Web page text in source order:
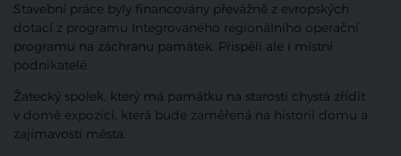
Stavební práce byly financovány převážně z evropských
dotací z programu Integrovaného regionálního operační
programu na záchranu památek. Přispěli ale i místní
podnikatelé.
Žatecký spolek, který má památku na starosti chystá zřídit
v domě expozici, která bude zaměřená na historii domu a
zajímavosti města.